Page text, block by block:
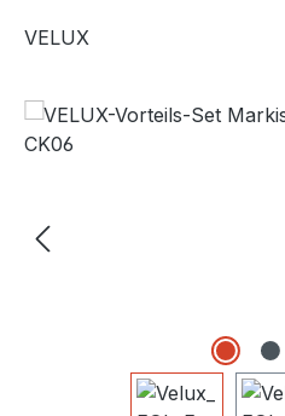
VELUX
Bildergalerie überspringen